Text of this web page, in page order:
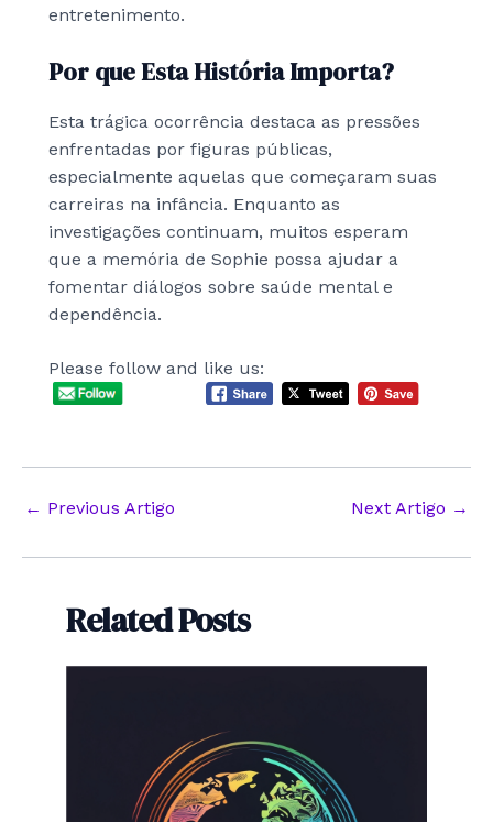
entretenimento.
Por que Esta História Importa?
Esta trágica ocorrência destaca as pressões
enfrentadas por figuras públicas,
especialmente aquelas que começaram suas
carreiras na infância. Enquanto as
investigações continuam, muitos esperam
que a memória de Sophie possa ajudar a
fomentar diálogos sobre saúde mental e
dependência.
Please follow and like us:
Post
← Previous Artigo Next Artigo →
Related Posts